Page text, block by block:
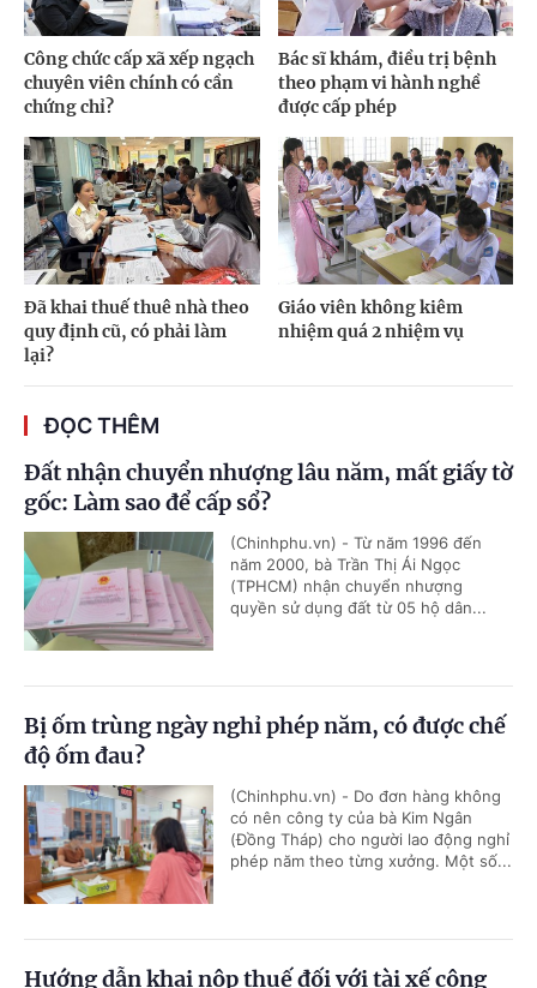
Công chức cấp xã xếp ngạch
chuyên viên chính có cần
chứng chỉ?
Bác sĩ khám, điều trị bệnh
theo phạm vi hành nghề
được cấp phép
Đã khai thuế thuê nhà theo
quy định cũ, có phải làm
lại?
Giáo viên không kiêm
nhiệm quá 2 nhiệm vụ
ĐỌC THÊM
Đất nhận chuyển nhượng lâu năm, mất giấy tờ
gốc: Làm sao để cấp sổ?
(Chinhphu.vn) - Từ năm 1996 đến
năm 2000, bà Trần Thị Ái Ngọc
(TPHCM) nhận chuyển nhượng
quyền sử dụng đất từ 05 hộ dân...
Bị ốm trùng ngày nghỉ phép năm, có được chế
độ ốm đau?
(Chinhphu.vn) - Do đơn hàng không
có nên công ty của bà Kim Ngân
(Đồng Tháp) cho người lao động nghỉ
phép năm theo từng xưởng. Một số...
Hướng dẫn khai nộp thuế đối với tài xế công